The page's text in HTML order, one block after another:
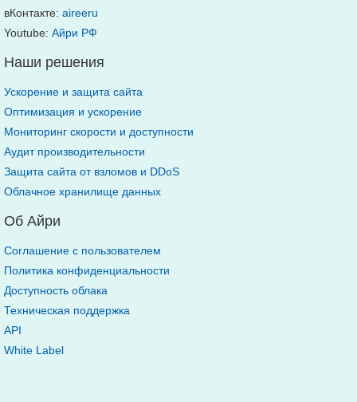
вКонтакте: aireeru
Youtube: Айри РФ
Наши решения
Ускорение и защита сайта
Оптимизация и ускорение
Мониторинг скорости и доступности
Аудит производительности
Защита сайта от взломов и DDoS
Облачное хранилище данных
Об Айри
Соглашение с пользователем
Политика конфиденциальности
Доступность облака
Техническая поддержка
API
White Label